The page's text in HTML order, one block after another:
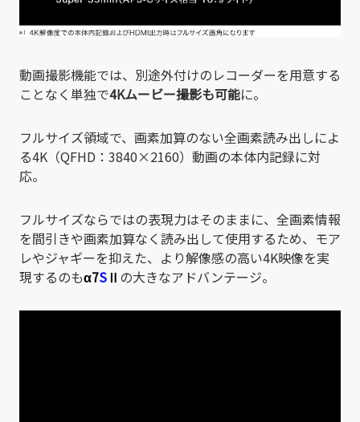
動画撮影機能では、別途外付けのレコーダーを用意する
ことなく単独で4Kムービー撮影も可能に。
フルサイズ領域で、画素加算のない全画素読み出しによ
る4K（QFHD：3840×2160）動画の本体内記録に対
応。
フルサイズならではの表現力はそのままに、全画素情報
を間引きや画素加算なく読み出して使用するため、モア
レやジャギーを抑えた、より解像感の高い4K映像を実
現するのもα7SⅡ の大きなアドバンテージ。